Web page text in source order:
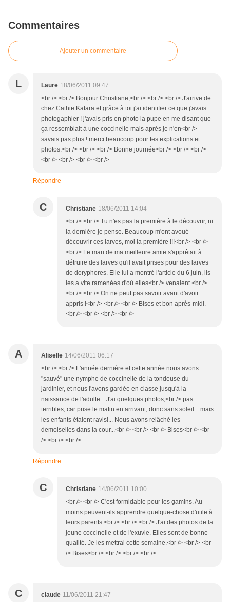
Commentaires
Ajouter un commentaire
L Laure 18/06/2011 09:47
<br /> <br /> Bonjour Christiane,<br /> <br /> <br /> J'arrive de
chez Cathie Katara et grâce à toi j'ai identifier ce que j'avais
photogaphier ! j'avais pris en photo la pupe en me disant que
ça ressemblait à une coccinelle mais après je n'en<br />
savais pas plus ! merci beaucoup pour tes explications et
photos.<br /> <br /> <br /> Bonne journée<br /> <br /> <br />
<br /> <br /> <br /> <br />
Répondre
C Christiane 18/06/2011 14:04
<br /> <br /> Tu n'es pas la première à le découvrir, ni
la dernière je pense. Beaucoup m'ont avoué
découvrir ces larves, moi la première !!!<br /> <br />
<br /> Le mari de ma meilleure amie s'apprêtait à
détruire des larves qu'il avait prises pour des larves
de doryphores. Elle lui a montré l'article du 6 juin, ils
les a vite ramenées d'où elles<br /> venaient.<br />
<br /> <br /> On ne peut pas savoir avant d'avoir
appris !<br /> <br /> <br /> Bises et bon après-midi.
<br /> <br /> <br /> <br />
A Aliselle 14/06/2011 06:17
<br /> <br /> L'année dernière et cette année nous avons
"sauvé" une nymphe de coccinelle de la tondeuse du
jardinier, et nous l'avons gardée en classe jusqu'à la
naissance de l'adulte... J'ai quelques photos,<br /> pas
terribles, car prise le matin en arrivant, donc sans soleil... mais
les enfants étaient ravis!... Nous avons relâché les
demoiselles dans la cour...<br /> <br /> <br /> Bises<br /> <br
/> <br /> <br />
Répondre
C Christiane 14/06/2011 10:00
<br /> <br /> C'est formidable pour les gamins. Au
moins peuvent-ils apprendre quelque-chose d'utile à
leurs parents.<br /> <br /> <br /> J'ai des photos de la
jeune coccinelle et de l'exuvie. Elles sont de bonne
qualité. Je les mettrai cette semaine.<br /> <br /> <br
/> Bises<br /> <br /> <br /> <br />
C claude 11/06/2011 21:47